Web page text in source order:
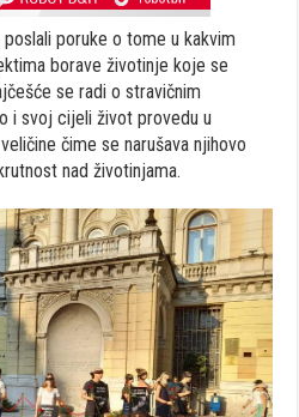
poruke o tome u kakvim
borave životinje koje se
se radi o stravičnim
i svoj cijeli život provedu u
čime se narušava njihovo
nad životinjama.